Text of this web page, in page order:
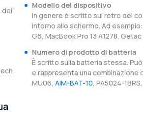
dei
Modello del dispositivo
In genere è scritto sul retro del
intorno allo schermo. Ad esempio:
G6, MacBook Pro 13 A1278,
Numero di prodotto di batteria
È scritto sulla batteria stessa.
e rappresenta una combinazione
MU06, AIM-BAT-10, PA5024-